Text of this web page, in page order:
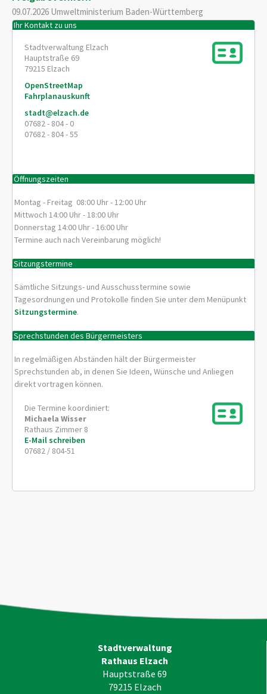
09.07.2026 Umweltministerium Baden-Württemberg
Ihr Kontakt zu uns
Stadtverwaltung Elzach
Hauptstraße 69
79215 Elzach
OpenStreetMap
Fahrplanauskunft
stadt@elzach.de
07682 - 804 - 0
07682 - 804 - 55
Öffnungszeiten
Montag - Freitag 08:00 Uhr - 12:00 Uhr
Mittwoch 14:00 Uhr - 18:00 Uhr
Donnerstag 14:00 Uhr - 16:00 Uhr
Termine auch nach Vereinbarung möglich!
Sitzungstermine
Sämtliche Sitzungs- und Ausschusstermine sowie
Tagesordnungen und Protokolle finden Sie unter dem Menüpunkt
Sitzungstermine.
Sprechstunden des Bürgermeisters
In regelmäßigen Abständen hält der Bürgermeister
Sprechstunden ab, in denen Sie Ideen, Wünsche und Anliegen
direkt vortragen können.
Die Termine koordiniert:
Michaela Wisser
Rathaus Zimmer 8
E-Mail schreiben
07682 / 804-51
Stadtverwaltung
Rathaus Elzach
Hauptstraße 69
79215 Elzach